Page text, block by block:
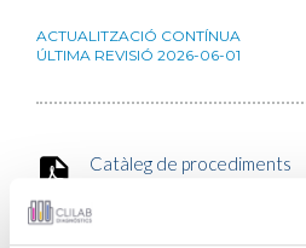
ACTUALITZACIÓ CONTÍNUA
ÚLTIMA REVISIÓ 2026-06-01
Catàleg de procediments